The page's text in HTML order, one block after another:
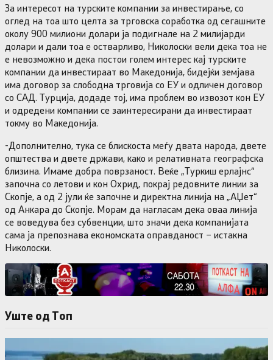
За интересот на турските компании за инвестирање, со
оглед на тоа што целта за трговска соработка од сегашните
околу 900 милиони долари ја подигнале на 2 милијарди
долари и дали тоа е остварливо, Николоски вели дека тоа не
е невозможно и дека постои голем интерес кај турските
компании да инвестираат во Македонија, бидејќи земјава
има договор за слободна трговија со ЕУ и одличен договор
со САД. Турција, додаде тој, има проблем во извозот кон ЕУ
и одредени компании се заинтересирани да инвестираат
токму во Македонија.
-Дополнително, тука се блискоста меѓу двата народа, двете
општества и двете држави, како и релативната географска
близина. Имаме добра поврзаност. Веќе „Туркиш ерлајнс“
започна со летови и кон Охрид, покрај редовните линии за
Скопје, а од 2 јули ќе започне и директна линија на „АЏет“
од Анкара до Скопје. Морам да нагласам дека оваа линија
се воведува без субвенции, што значи дека компанијата
сама ја препознава економската оправданост – истакна
Николоски.
Уште од Tоп